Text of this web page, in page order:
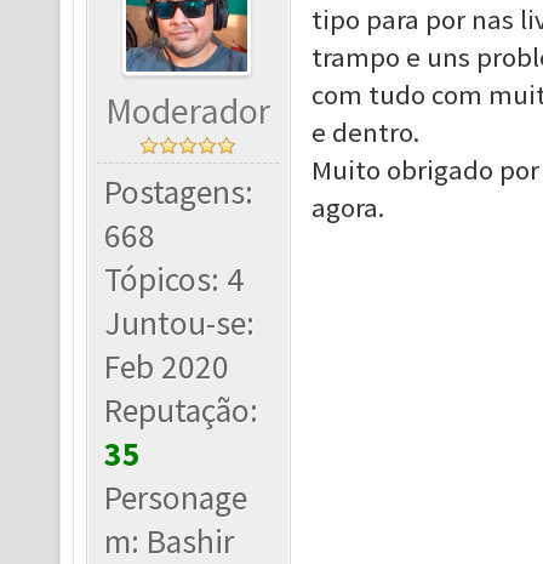
Moderador
Postagens:
668
Tópicos: 4
Juntou-se:
Feb 2020
Reputação:
35
Personage
m: Bashir
tipo para por nas
trampo e uns
com tudo com
e dentro.
Muito obrigado
agora.